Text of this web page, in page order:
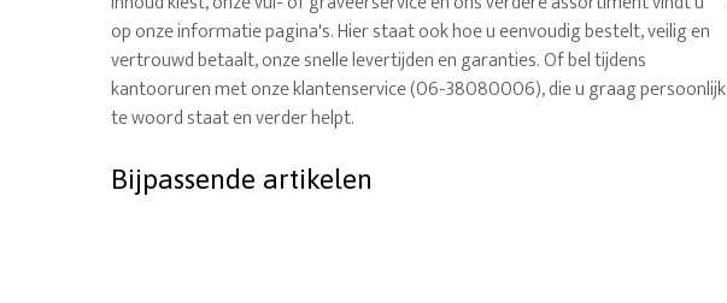
op onze informatie pagina's. Hier staat ook hoe u eenvoudig bestelt, veilig en
vertrouwd betaalt, onze snelle levertijden en garanties. Of bel tijdens
kantooruren met onze klantenservice (06-38080006), die u graag persoonlijk
te woord staat en verder helpt.
Bijpassende artikelen